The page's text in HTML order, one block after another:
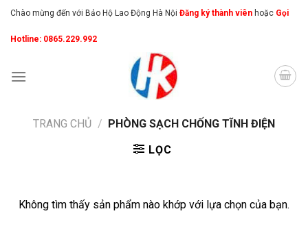
Skip
content
Chào mừng đến với Bảo Hộ Lao Động Hà Nội Đăng ký thành viên hoặc Gọi
Hotline: 0865.229.992
TRANG CHỦ / PHÒNG SẠCH CHỐNG TĨNH ĐIỆN
LỌC
Không tìm thấy sản phẩm nào khớp với lựa chọn của bạn.